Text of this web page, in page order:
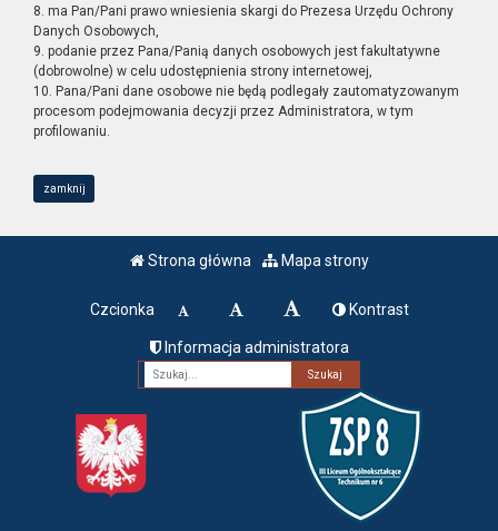
8. ma Pan/Pani prawo wniesienia skargi do Prezesa Urzędu Ochrony
Danych Osobowych,
9. podanie przez Pana/Panią danych osobowych jest fakultatywne
(dobrowolne) w celu udostępnienia strony internetowej,
10. Pana/Pani dane osobowe nie będą podlegały zautomatyzowanym
procesom podejmowania decyzji przez Administratora, w tym
profilowaniu.
zamknij
Strona główna Mapa strony
Czcionka Kontrast
Informacja administratora
Fraza